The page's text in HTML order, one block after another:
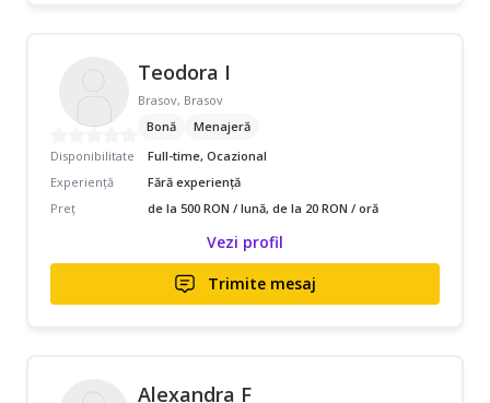
Teodora I
Brasov, Brasov
Bonă
Menajeră
Disponibilitate
Full-time, Ocazional
Experiență
Fără experiență
Preț
de la 500 RON / lună, de la 20 RON / oră
Vezi profil
Trimite mesaj
Alexandra F